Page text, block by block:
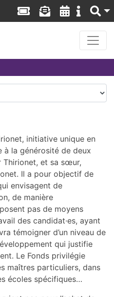
initiative unique en
à la générosité de deux
Thirionet, et sa sœur,
Il a pour objectif de
envisagent de
de manière
pas de moyens
des candidat·es, ayant
témoigner d’un niveau de
qui justifie
Le Fonds privilégie
maîtres particuliers, dans
écoles spécifiques…